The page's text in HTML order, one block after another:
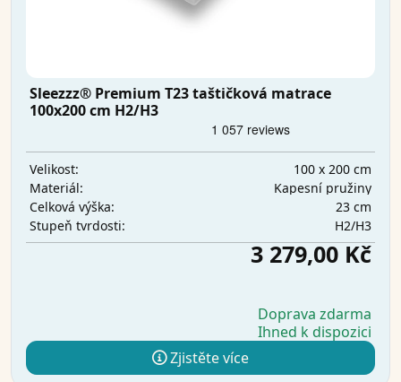
Sleezzz® Premium T23 taštičková matrace
100x200 cm H2/H3
Velikost:
100 x 200 cm
Materiál:
Kapesní pružiny
Celková výška:
23 cm
Stupeň tvrdosti:
H2/H3
3 279,00 Kč
Doprava zdarma
Ihned k dispozici
Zjistěte více